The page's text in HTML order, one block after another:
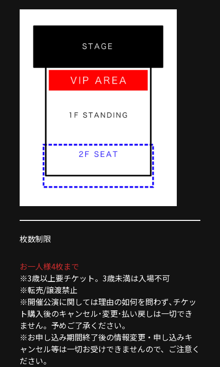
枚数制限
お一人様4枚まで
※3歳以上要チケット。3歳未満は入場不可
※転売/譲渡禁止
※開催公演に関しては理由の如何を問わず､チケッ
ト購入後のキャンセル･変更･払い戻しは一切でき
ません。予めご了承ください。
※お申し込み期間終了後の情報変更・申し込みキ
ャンセル等は一切お受けできませんので、ご注意く
ださい。